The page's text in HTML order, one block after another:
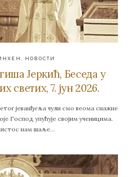
НОВОСТИ
Јеркић, Беседа у
светих, 7. јун 2026.
јеванђеља чули смо веома снажне
Господ упућује својим ученицима.
нам шаље…